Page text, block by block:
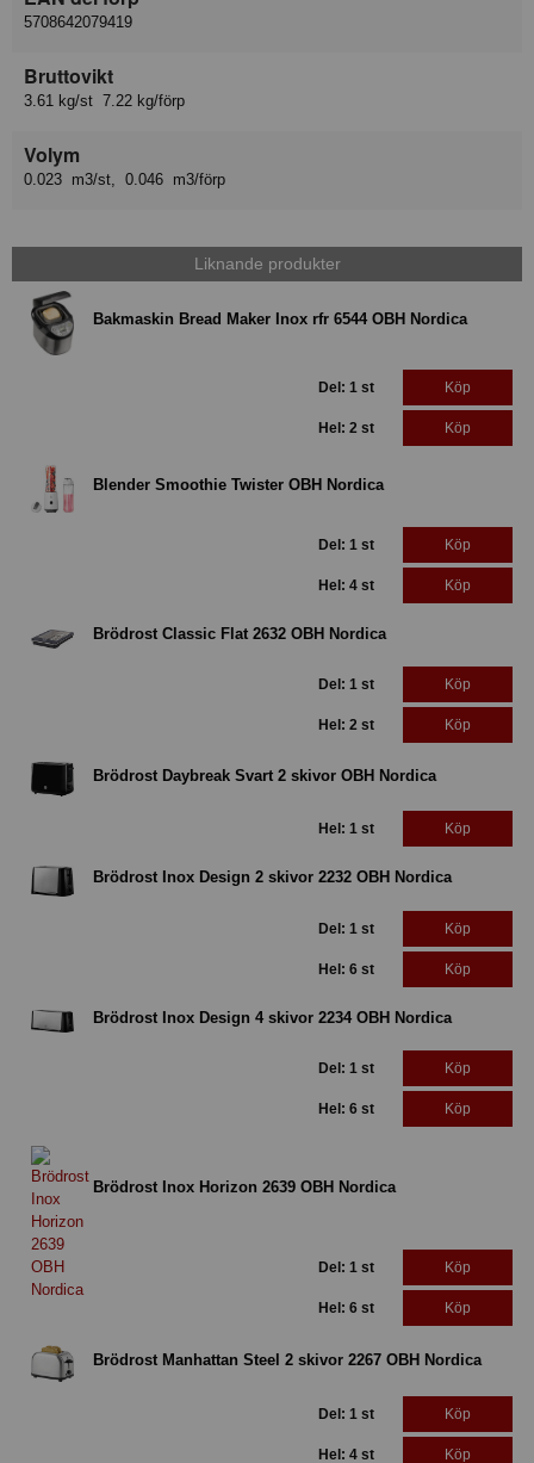
5708642079419
Bruttovikt
3.61 kg/st 7.22 kg/förp
Volym
0.023 m3/st, 0.046 m3/förp
Liknande produkter
Bakmaskin Bread Maker Inox rfr 6544 OBH Nordica
Del: 1 st Köp
Hel: 2 st Köp
Blender Smoothie Twister OBH Nordica
Del: 1 st Köp
Hel: 4 st Köp
Brödrost Classic Flat 2632 OBH Nordica
Del: 1 st Köp
Hel: 2 st Köp
Brödrost Daybreak Svart 2 skivor OBH Nordica
Hel: 1 st Köp
Brödrost Inox Design 2 skivor 2232 OBH Nordica
Del: 1 st Köp
Hel: 6 st Köp
Brödrost Inox Design 4 skivor 2234 OBH Nordica
Del: 1 st Köp
Hel: 6 st Köp
Brödrost Inox Horizon 2639 OBH Nordica
Del: 1 st Köp
Hel: 6 st Köp
Brödrost Manhattan Steel 2 skivor 2267 OBH Nordica
Del: 1 st Köp
Hel: 4 st Köp